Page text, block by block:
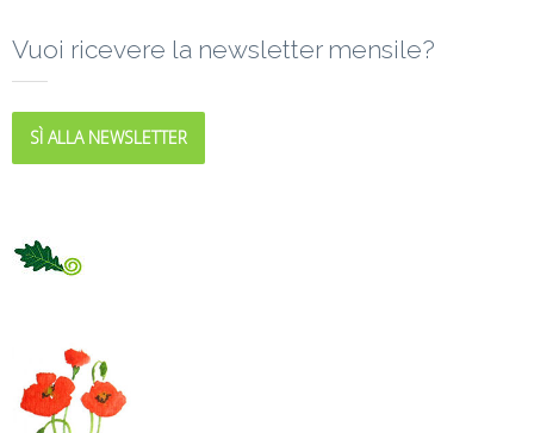
Vuoi ricevere la newsletter mensile?
SÌ ALLA NEWSLETTER